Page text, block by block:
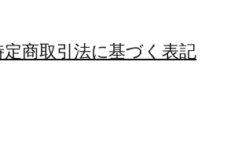
定商取引法に基づく表記